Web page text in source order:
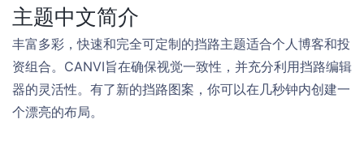
主题中文简介
丰富多彩，快速和完全可定制的挡路主题适合个人博客和投
资组合。CANVI旨在确保视觉一致性，并充分利用挡路编辑
器的灵活性。有了新的挡路图案，你可以在几秒钟内创建一
个漂亮的布局。